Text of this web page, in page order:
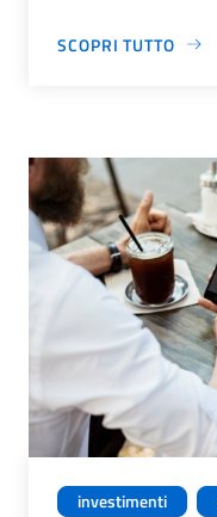
SCOPRI TUTTO
investimenti